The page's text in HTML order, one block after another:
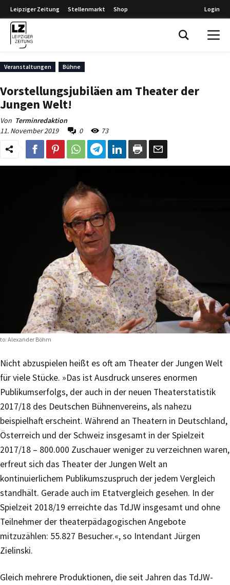
Leipziger Zeitung Stellenmarkt Shop Login
Veranstaltungen Bühne
Vorstellungsjubiläen am Theater der
Jungen Welt!
Von Terminredaktion
11. November 2019
0 73
Alexander Böhm
Nicht abzuspielen heißt es oft am Theater der Jungen Welt
für viele Stücke. »Das ist Ausdruck unseres enormen
Publikumserfolgs, der auch in der neuen Theaterstatistik
2017/18 des Deutschen Bühnenvereins, als nahezu
beispielhaft erscheint. Während an Theatern in Deutschland,
Österreich und der Schweiz insgesamt in der Spielzeit
2017/18 – 800.000 Zuschauer weniger zu verzeichnen waren,
erfreut sich das Theater der Jungen Welt an
kontinuierlichem Publikumszuspruch der jedem Vergleich
standhält. Gerade auch im Etatvergleich gesehen. In der
Spielzeit 2018/19 erreichte das TdJW insgesamt und ohne
Teilnehmer der theaterpädagogischen Angebote
mitzuzählen: 55.827 Besucher.«, so Intendant Jürgen
Zielinski.
Gleich mehrere Produktionen, die seit Jahren das TdJW-